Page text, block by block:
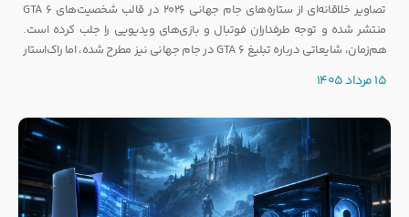
تصاویر خلاقانه‌ای از ستاره‌های جام جهانی ۲۰۲۶ در قالب شخصیت‌های GTA 6
منتشر شده و توجه طرفداران فوتبال و بازی‌های ویدیویی را جلب کرده است.
هم‌زمان، شایعاتی درباره تبلیغ GTA 6 در جام جهانی نیز مطرح شده، اما راک‌استار
15 مرداد 1405